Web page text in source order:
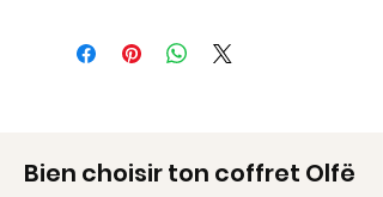
Bien choisir ton coffret Olfë